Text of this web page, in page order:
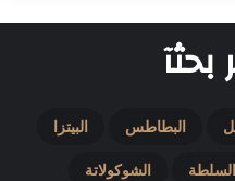
بحثآ
البطاطس البيتزا
السلطة الشوكولاتة